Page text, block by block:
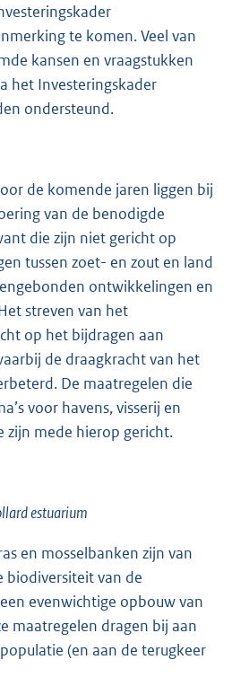
te komen. Veel van
kansen en vraagstukken
het Investeringskader
ondersteund.
de komende jaren liggen bij
van de benodigde
die zijn niet gericht op
tussen zoet- en zout en land
ontwikkelingen en
streven van het
op het bijdragen aan
de draagkracht van het
De maatregelen die
voor havens, visserij en
zijn mede hierop gericht.
estuarium
en mosselbanken zijn van
biodiversiteit van de
evenwichtige opbouw van
maatregelen dragen bij aan
(en aan de terugkeer